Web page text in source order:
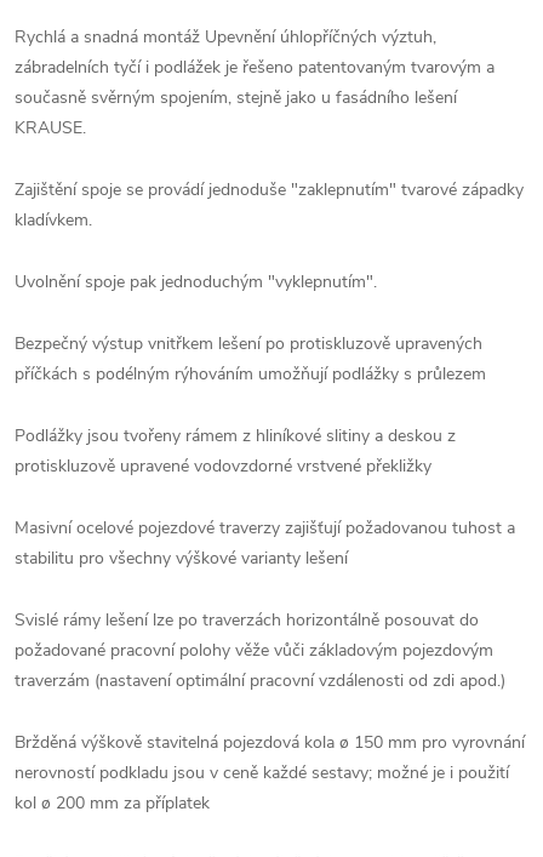
Rychlá a snadná montáž Upevnění úhlopříčných výztuh,
zábradelních tyčí i podlážek je řešeno patentovaným tvarovým a
současně svěrným spojením, stejně jako u fasádního lešení
KRAUSE.
Zajištění spoje se provádí jednoduše "zaklepnutím" tvarové západky
kladívkem.
Uvolnění spoje pak jednoduchým "vyklepnutím".
Bezpečný výstup vnitřkem lešení po protiskluzově upravených
příčkách s podélným rýhováním umožňují podlážky s průlezem
Podlážky jsou tvořeny rámem z hliníkové slitiny a deskou z
protiskluzově upravené vodovzdorné vrstvené překližky
Masivní ocelové pojezdové traverzy zajišťují požadovanou tuhost a
stabilitu pro všechny výškové varianty lešení
Svislé rámy lešení lze po traverzách horizontálně posouvat do
požadované pracovní polohy věže vůči základovým pojezdovým
traverzám (nastavení optimální pracovní vzdálenosti od zdi apod.)
Bržděná výškově stavitelná pojezdová kola ø 150 mm pro vyrovnání
nerovností podkladu jsou v ceně každé sestavy; možné je i použití
kol ø 200 mm za příplatek